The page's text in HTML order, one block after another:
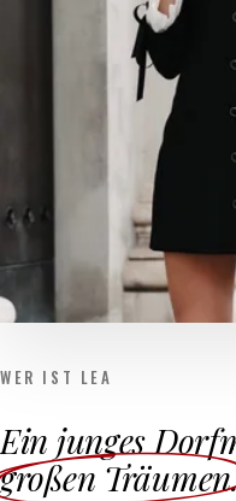
WER IST LEA
Ein junges
großen Träumen